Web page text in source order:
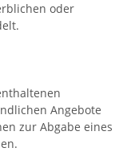
oder
Angebote
zur Abgabe eines